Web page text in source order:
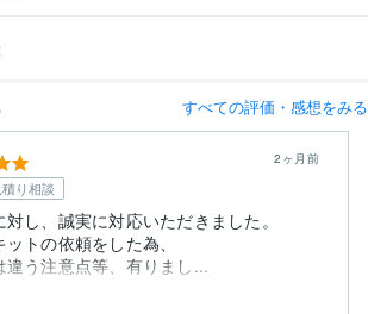
すべての評価・感想をみる
積り相談
2ヶ月前
し、誠実に対応いただきました。
トの依頼をした為、
違う注意点等、有りまし...